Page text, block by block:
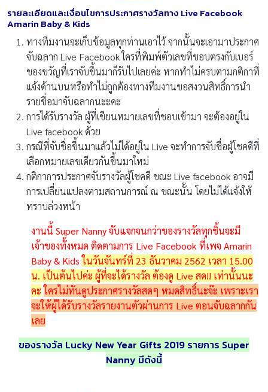
รายละเอียดและเงื่อนไขการประกาศรางวัลทาง Live Facebook
Amarin Baby & Kids
ทางทีมงานจะเก็บข้อมูลทุกท่านเอาไว้ จากนั้นจะเอามาประกาศ
จับฉลาก Live Facebook ใครที่พิมพ์ตัวเลขที่ชอบตรงกับเบอร์
ของขวัญที่เราจับขึ้นมาก็รับไปเลยค่ะ หากทำไม่ครบตามกติกาที่
แจ้งด้านบนหรือทำไม่ถูกต้องทางทีมงานขอสงวนสิทธิ์การนำ
รายชื่อมาจับฉลากนะะคะ
การได้รับรางวัล ผู้ที่เขียนหมายเลขที่ชอบเข้ามา จะต้องอยู่ใน
Live facebook ด้วย
กรณีที่จับชื่อขึ้นมาแล้วไม่ได้อยู่ใน Live จะทำการจับชื่อผู้โชคดีที่
เลือกหมายเลขเดียวกันขึ้นมาใหม่
กติกาการประกาศจับรางวัลผู้โชคดี ขณะ Live facebook อาจมี
การเปลี่ยนแปลงตามสถานการณ์ ณ ขณะนั้น โดยไม่ได้แจ้งให้
ทราบล่วงหน้า
งานนี้ Super Nanny จับแจกจนกว่าของรางวัลทุกชิ้นจะมี
เจ้าของทั้งหมด ติดตามการ Live Facebook ที่เพจ Amarin
Baby & Kidsในวันจันทร์ที่ 23 ธันวาคม 2562 เวลา 15.00
น. เป็นต้นไปค่ะ ผู้ที่จะได้รางวัล ต้องดู Live สด!! เท่านั้นนะ
คะ ใครไม่ทันดูประกาศรางวัลสดๆ หมดสิทธิ์นะจ๊ะ เพราะเรา
จะให้ผู้ได้รับรางวัลรายงานตัวผ่านการ Live ตอนจับฉลากกัน
เลย
ของรางวัล Lucky New Year Gifts 2019 รายการ Super
Nanny มีดังนี้